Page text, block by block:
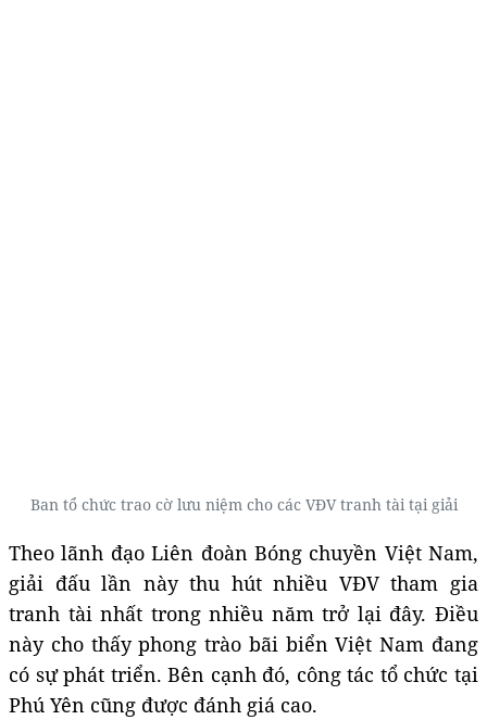
Ban tổ chức trao cờ lưu niệm cho các VĐV tranh tài tại giải
Theo lãnh đạo Liên đoàn Bóng chuyền Việt Nam,
giải đấu lần này thu hút nhiều VĐV tham gia
tranh tài nhất trong nhiều năm trở lại đây. Điều
này cho thấy phong trào bãi biển Việt Nam đang
có sự phát triển. Bên cạnh đó, công tác tổ chức tại
Phú Yên cũng được đánh giá cao.